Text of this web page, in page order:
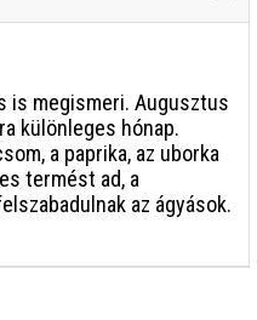
is megismeri. Augusztus
különleges hónap.
a paprika, az uborka
termést ad, a
az ágyások.